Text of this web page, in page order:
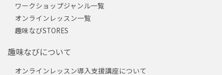
ワークショップジャンル一覧
オンラインレッスン一覧
趣味なびSTORES
趣味なびについて
オンラインレッスン導入支援講座について